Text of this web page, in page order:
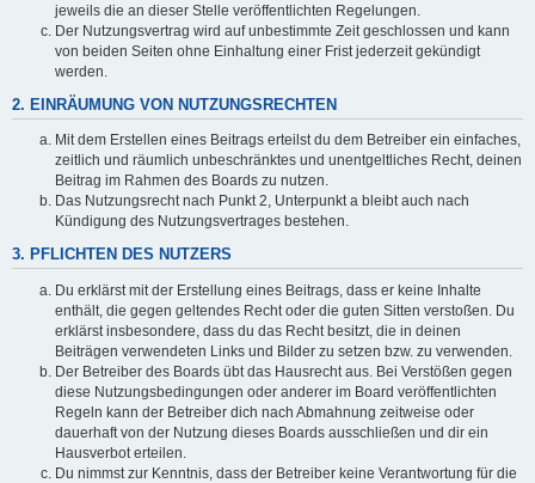
jeweils die an dieser Stelle veröffentlichten Regelungen.
Der Nutzungsvertrag wird auf unbestimmte Zeit geschlossen und kann
von beiden Seiten ohne Einhaltung einer Frist jederzeit gekündigt
werden.
2. EINRÄUMUNG VON NUTZUNGSRECHTEN
Mit dem Erstellen eines Beitrags erteilst du dem Betreiber ein einfaches,
zeitlich und räumlich unbeschränktes und unentgeltliches Recht, deinen
Beitrag im Rahmen des Boards zu nutzen.
Das Nutzungsrecht nach Punkt 2, Unterpunkt a bleibt auch nach
Kündigung des Nutzungsvertrages bestehen.
3. PFLICHTEN DES NUTZERS
Du erklärst mit der Erstellung eines Beitrags, dass er keine Inhalte
enthält, die gegen geltendes Recht oder die guten Sitten verstoßen. Du
erklärst insbesondere, dass du das Recht besitzt, die in deinen
Beiträgen verwendeten Links und Bilder zu setzen bzw. zu verwenden.
Der Betreiber des Boards übt das Hausrecht aus. Bei Verstößen gegen
diese Nutzungsbedingungen oder anderer im Board veröffentlichten
Regeln kann der Betreiber dich nach Abmahnung zeitweise oder
dauerhaft von der Nutzung dieses Boards ausschließen und dir ein
Hausverbot erteilen.
Du nimmst zur Kenntnis, dass der Betreiber keine Verantwortung für die